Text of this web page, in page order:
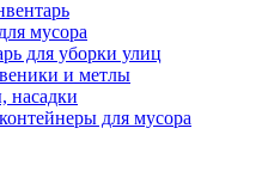
мусора
для уборки улиц
и метлы
насадки
для мусора